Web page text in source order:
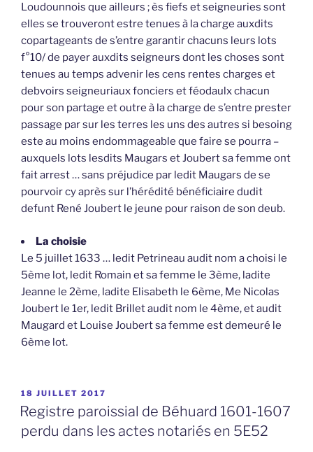
Loudounnois que ailleurs ; ès fiefs et seigneuries sont
elles se trouveront estre tenues à la charge auxdits
copartageants de s’entre garantir chacuns leurs lots
f°10/ de payer auxdits seigneurs dont les choses sont
tenues au temps advenir les cens rentes charges et
debvoirs seigneuriaux fonciers et féodaulx chacun
pour son partage et outre à la charge de s’entre prester
passage par sur les terres les uns des autres si besoing
este au moins endommageable que faire se pourra –
auxquels lots lesdits Maugars et Joubert sa femme ont
fait arrest … sans préjudice par ledit Maugars de se
pourvoir cy après sur l’hérédité bénéficiaire dudit
defunt René Joubert le jeune pour raison de son deub.
La choisie
Le 5 juillet 1633 … ledit Petrineau audit nom a choisi le
5ème lot, ledit Romain et sa femme le 3ème, ladite
Jeanne le 2ème, ladite Elisabeth le 6ème, Me Nicolas
Joubert le 1er, ledit Brillet audit nom le 4ème, et audit
Maugard et Louise Joubert sa femme est demeuré le
6ème lot.
PUBLIÉ
LE
18 JUILLET 2017
Registre paroissial de Béhuard 1601-1607
perdu dans les actes notariés en 5E52